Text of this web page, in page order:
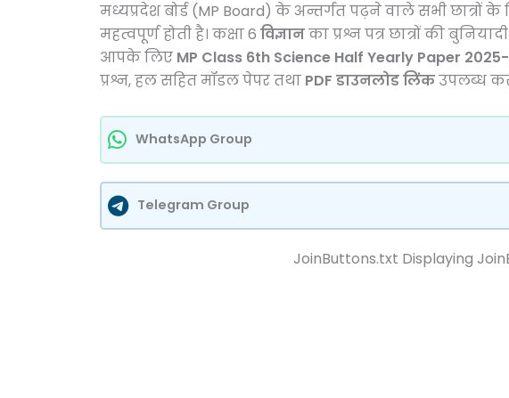
मध्यप्रदेश बोर्ड (MP Board) के अन्तर्गत पढ़ने वाले सभी छात्रों के
महत्वपूर्ण होती है। कक्षा 6 विज्ञानका प्रश्न पत्र छात्रों की
आपके लिए MP Class 6th Science Half Yearly Paper
प्रश्न, हल सहित मॉडल पेपर तथा PDF डाउनलोड लिंकउपलब्ध
WhatsApp Group
Telegram Group
JoinButtons.txt Displaying